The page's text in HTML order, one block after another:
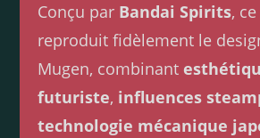
Conçu par Bandai Spirits,
reproduit fidèlement le
Mugen, combinant
futuriste, influences
technologie mécanique